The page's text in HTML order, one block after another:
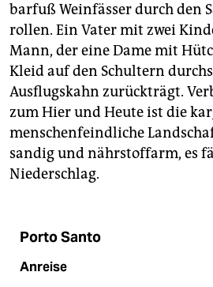
barfuß Weinfässer durch den
rollen. Ein Vater mit zwei
Mann, der eine Dame mit
Kleid auf den Schultern
Ausflugskahn zurückträgt.
zum Hier und Heute ist die
menschenfeindliche
sandig und nährstoffarm, es
Niederschlag.
Porto Santo
Anreise